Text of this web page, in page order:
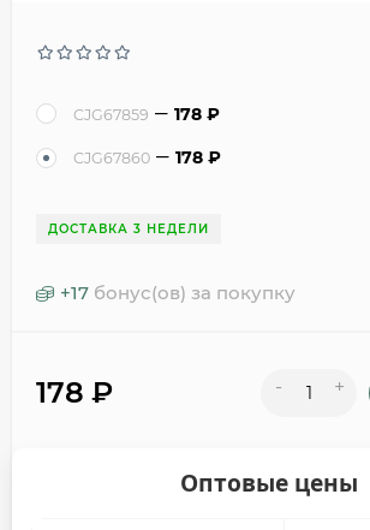
CJG67859 178 ₽
CJG67860 178 ₽
ДОСТАВКА 3 НЕДЕЛИ
+17 бонус(ов) за покупку
178 ₽ - +
Оптовые цены